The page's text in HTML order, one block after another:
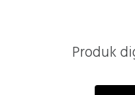
Produk